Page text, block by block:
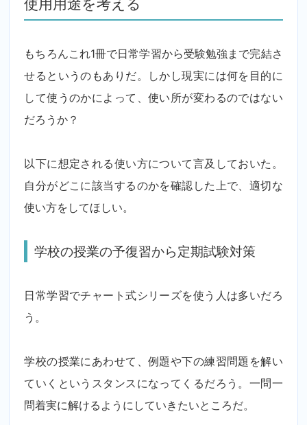
使用用途を考える
もちろんこれ1冊で日常学習から受験勉強まで完結さ
せるというのもありだ。しかし現実には何を目的に
して使うのかによって、使い所が変わるのではない
だろうか？
以下に想定される使い方について言及しておいた。
自分がどこに該当するのかを確認した上で、適切な
使い方をしてほしい。
学校の授業の予復習から定期試験対策
日常学習でチャート式シリーズを使う人は多いだろ
う。
学校の授業にあわせて、例題や下の練習問題を解い
ていくというスタンスになってくるだろう。一問一
問着実に解けるようにしていきたいところだ。